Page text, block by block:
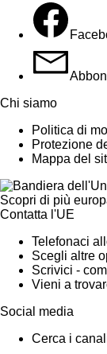
Chi siamo
Politica di
Protezione
Mappa del
Scopri di più
Contatta l'UE
Telefonaci
Scegli altre
Scrivici -
Vieni a
Social media
Cerca i